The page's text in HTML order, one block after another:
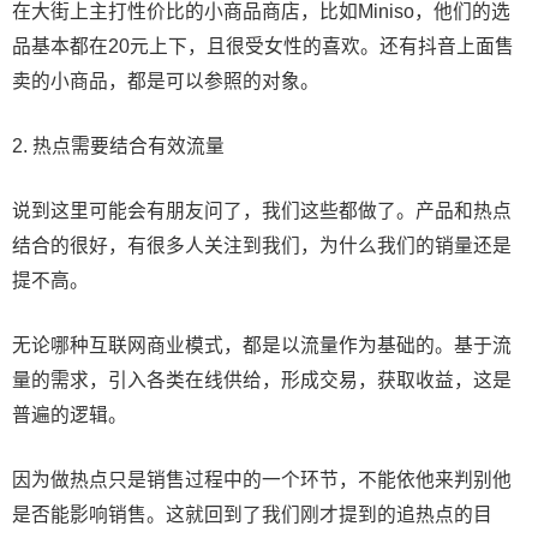
在大街上主打性价比的小商品商店，比如Miniso，他们的选
品基本都在20元上下，且很受女性的喜欢。还有抖音上面售
卖的小商品，都是可以参照的对象。
2. 热点需要结合有效流量
说到这里可能会有朋友问了，我们这些都做了。产品和热点
结合的很好，有很多人关注到我们，为什么我们的销量还是
提不高。
无论哪种互联网商业模式，都是以流量作为基础的。基于流
量的需求，引入各类在线供给，形成交易，获取收益，这是
普遍的逻辑。
因为做热点只是销售过程中的一个环节，不能依他来判别他
是否能影响销售。这就回到了我们刚才提到的追热点的目